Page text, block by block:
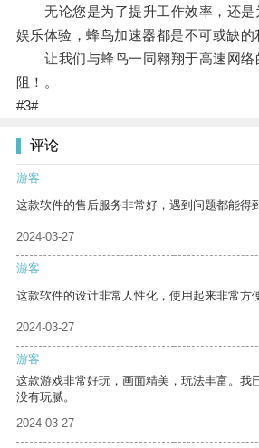
无论您是为了提升工作效率，还是
娱乐体验，蜂鸟加速器都是不可或缺的
让我们与蜂鸟一同翱翔于高速网络
阻！。
#3#
评论
游客
这款软件的售后服务非常好，遇到问题都能得
2024-03-27
游客
这款软件的设计非常人性化，使用起来非常方
2024-03-27
游客
这款游戏非常好玩，画面精美，玩法丰富。我
没有玩腻。
2024-03-27